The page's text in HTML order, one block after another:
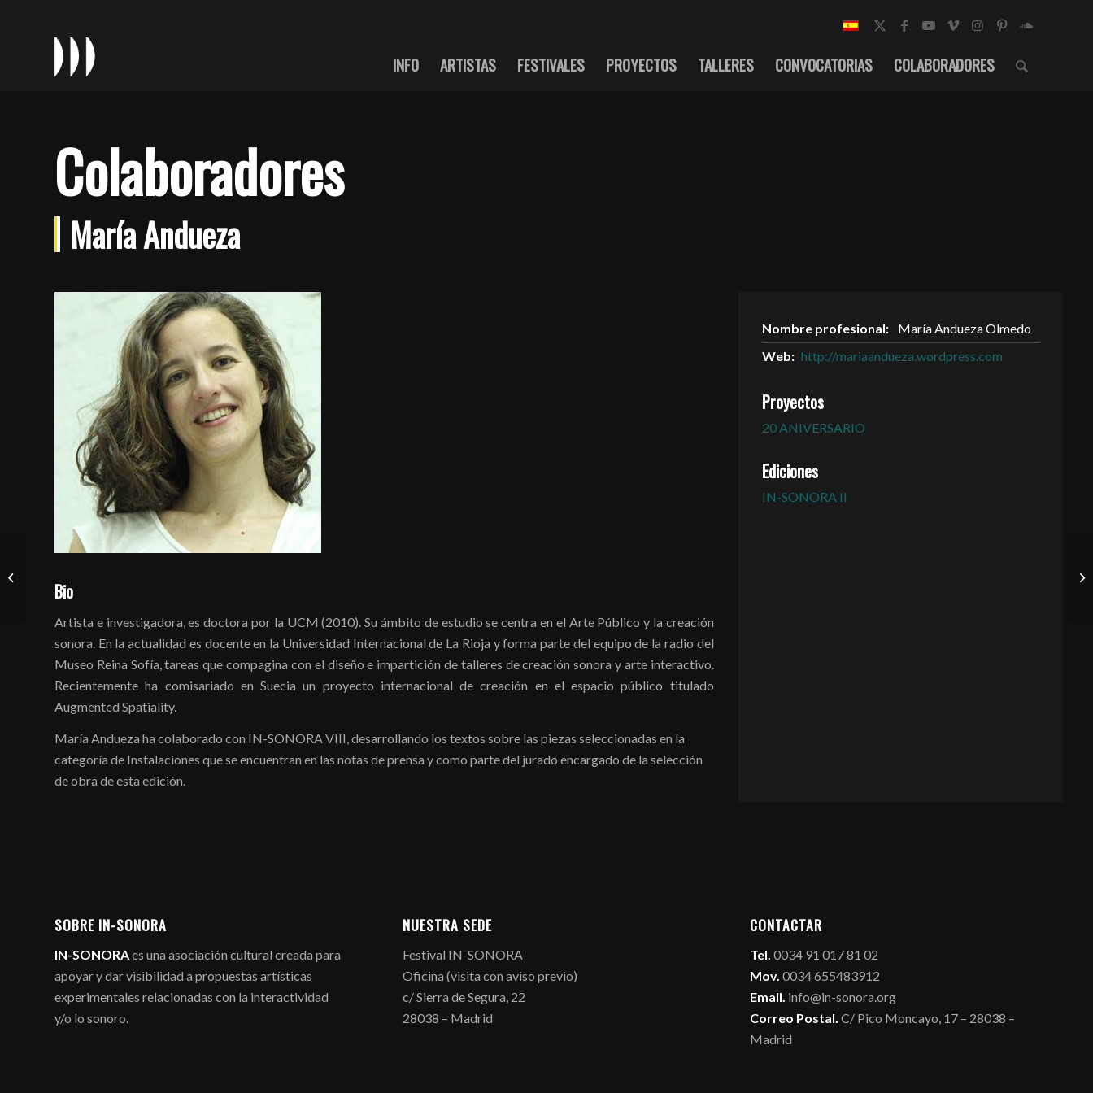
INFO ARTISTAS FESTIVALES PROYECTOS TALLERES CONVOCATORIAS COLABORADORES
Colaboradores
María Andueza
Bio
Artista e investigadora, es doctora por la UCM (2010). Su ámbito de estudio se centra en el Arte Público y la creación
sonora. En la actualidad es docente en la Universidad Internacional de La Rioja y forma parte del equipo de la radio del
Museo Reina Sofía, tareas que compagina con el diseño e impartición de talleres de creación sonora y arte interactivo.
Recientemente ha comisariado en Suecia un proyecto internacional de creación en el espacio público titulado
Augmented Spatiality.
María Andueza ha colaborado con IN-SONORA VIII, desarrollando los textos sobre las piezas seleccionadas en la
categoría de Instalaciones que se encuentran en las notas de prensa y como parte del jurado encargado de la selección
de obra de esta edición.
Nombre profesional:
María Andueza Olmedo
Web: http://mariaandueza.wordpress.com
Proyectos
20 ANIVERSARIO
Ediciones
IN-SONORA II
SOBRE IN-SONORA
IN-SONORAes una asociación cultural creada para
apoyar y dar visibilidad a propuestas artísticas
experimentales relacionadas con la interactividad
y/o lo sonoro.
NUESTRA SEDE
Festival IN-SONORA
Oficina (visita con aviso previo)
c/ Sierra de Segura, 22
28038 – Madrid
CONTACTAR
Tel. 0034 91 017 81 02
Mov. 0034 655483912
Email. info@in-sonora.org
Correo Postal. C/ Pico Moncayo, 17 – 28038 –
Madrid